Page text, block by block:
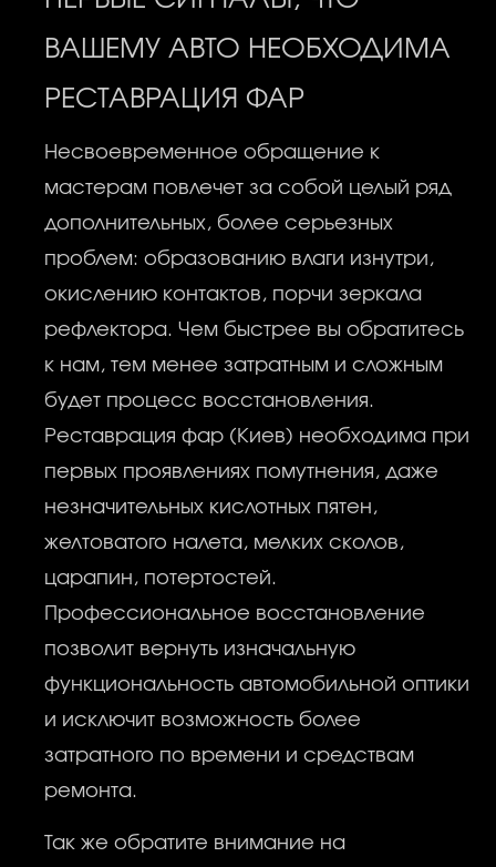
ВАШЕМУ АВТО НЕОБХОДИМА
РЕСТАВРАЦИЯ ФАР
Несвоевременное обращение к
мастерам повлечет за собой целый ряд
дополнительных, более серьезных
проблем: образованию влаги изнутри,
окислению контактов, порчи зеркала
рефлектора. Чем быстрее вы обратитесь
к нам, тем менее затратным и сложным
будет процесс восстановления.
Реставрация фар (Киев) необходима при
первых проявлениях помутнения, даже
незначительных кислотных пятен,
желтоватого налета, мелких сколов,
царапин, потертостей.
Профессиональное восстановление
позволит вернуть изначальную
функциональность автомобильной оптики
и исключит возможность более
затратного по времени и средствам
ремонта.
Так же обратите внимание на